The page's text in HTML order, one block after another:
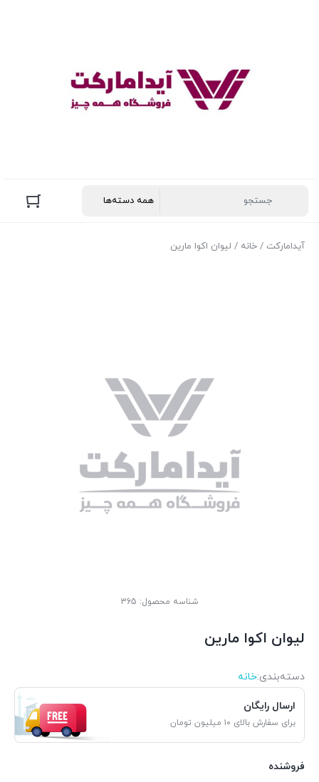
آیدامارکت / خانه / لیوان اکوا مارین
شناسه محصول: 365
لیوان اکوا مارین
دسته‌بندی‌:خانه
ارسال رایگان
برای سفارش بالای ۱۰ میلیون تومان
فروشنده